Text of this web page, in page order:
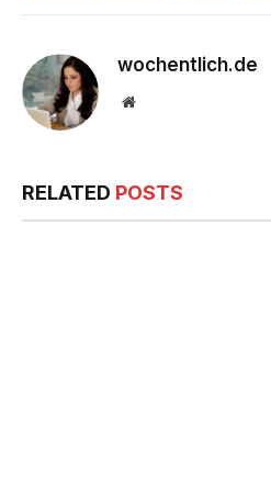
wochentlich.de
Website
RELATED POSTS